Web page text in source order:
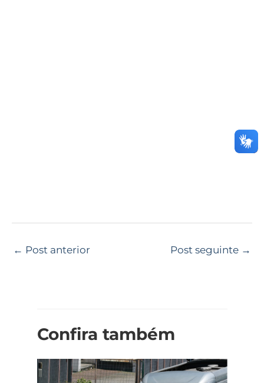
← Post anterior Post seguinte →
Confira também